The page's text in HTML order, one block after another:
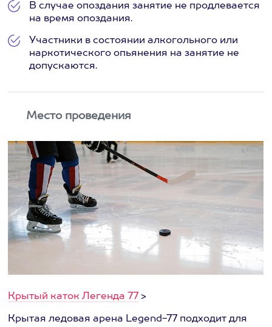
В случае опоздания занятие не продлевается
на время опоздания.
Участники в состоянии алкогольного или
наркотического опьянения на занятие не
допускаются.
Место проведения
Крытый каток Легенда 77 >
Крытая ледовая арена Legend-77 подходит для